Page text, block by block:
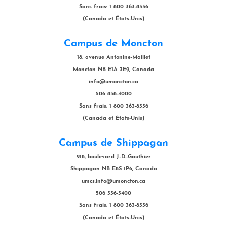
Sans frais: 1 800 363-8336
(Canada et États-Unis)
Campus de Moncton
18, avenue Antonine-Maillet
Moncton NB E1A 3E9, Canada
info@umoncton.ca
506 858-4000
Sans frais: 1 800 363-8336
(Canada et États-Unis)
Campus de Shippagan
218, boulevard J.-D.-Gauthier
Shippagan NB E8S 1P6, Canada
umcs.info@umoncton.ca
506 336-3400
Sans frais: 1 800 363-8336
(Canada et États-Unis)